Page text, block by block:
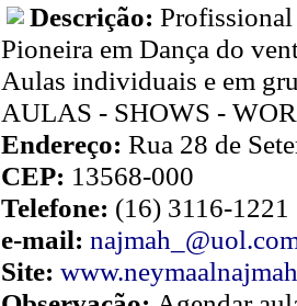
Descrição:
Pioneira em Dança do
Aulas individuais e em
AULAS - SHOWS -
Endereço: Rua 28 de
CEP: 13568-000
Telefone: (16) 3116-1221
e-mail:
Site: